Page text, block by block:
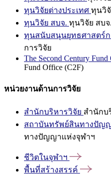
ทุนวิจัยต่างประเทศ ทุนวิ
ทุนวิจัย สบจ. ทุนวิจัย สบจ.
ทุนสนับสนุนยุทธศาสตร์ก
การวิจัย
The Second Century
Fund Office (C2F)
หน่วยงานด้านการวิจัย
สำนักบริหารวิจัย สำนักบ
สถาบันทรัพย์สินทางปัญ
ทางปัญญาแห่งจุฬาฯ
ชีวิตในจุฬาฯ
พื้นที่สร้างสรรค์